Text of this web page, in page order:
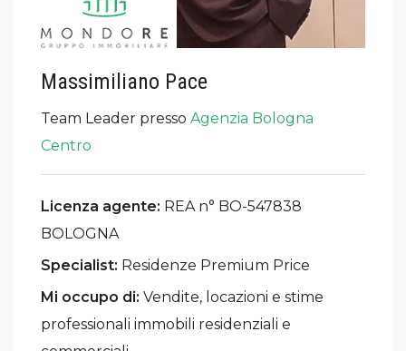
Massimiliano Pace
Team Leader presso Agenzia Bologna
Centro
Licenza agente: REA n° BO-547838
BOLOGNA
Specialist: Residenze Premium Price
Mi occupo di: Vendite, locazioni e stime
professionali immobili residenziali e